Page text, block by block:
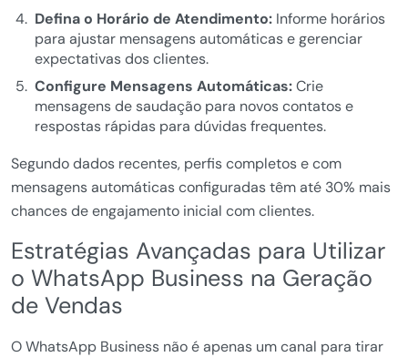
Defina o Horário de Atendimento:Informe horários
para ajustar mensagens automáticas e gerenciar
expectativas dos clientes.
Configure Mensagens Automáticas:Crie
mensagens de saudação para novos contatos e
respostas rápidas para dúvidas frequentes.
Segundo dados recentes, perfis completos e com
mensagens automáticas configuradas têm até 30% mais
chances de engajamento inicial com clientes.
Estratégias Avançadas para Utilizar
o WhatsApp Business na Geração
de Vendas
O WhatsApp Business não é apenas um canal para tirar